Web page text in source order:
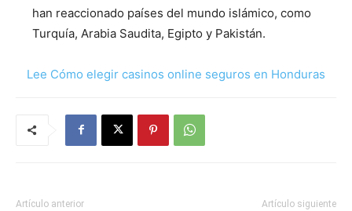
han reaccionado países del mundo islámico, como
Turquía, Arabia Saudita, Egipto y Pakistán.
Lee Cómo elegir casinos online seguros en Honduras
Artículo anterior Artículo siguiente